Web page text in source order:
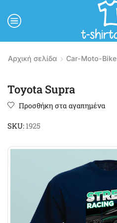
Αρχική σελίδα Car-Moto-Bike
Toyota Supra
Προσθήκη στα αγαπημένα
SKU: 1925